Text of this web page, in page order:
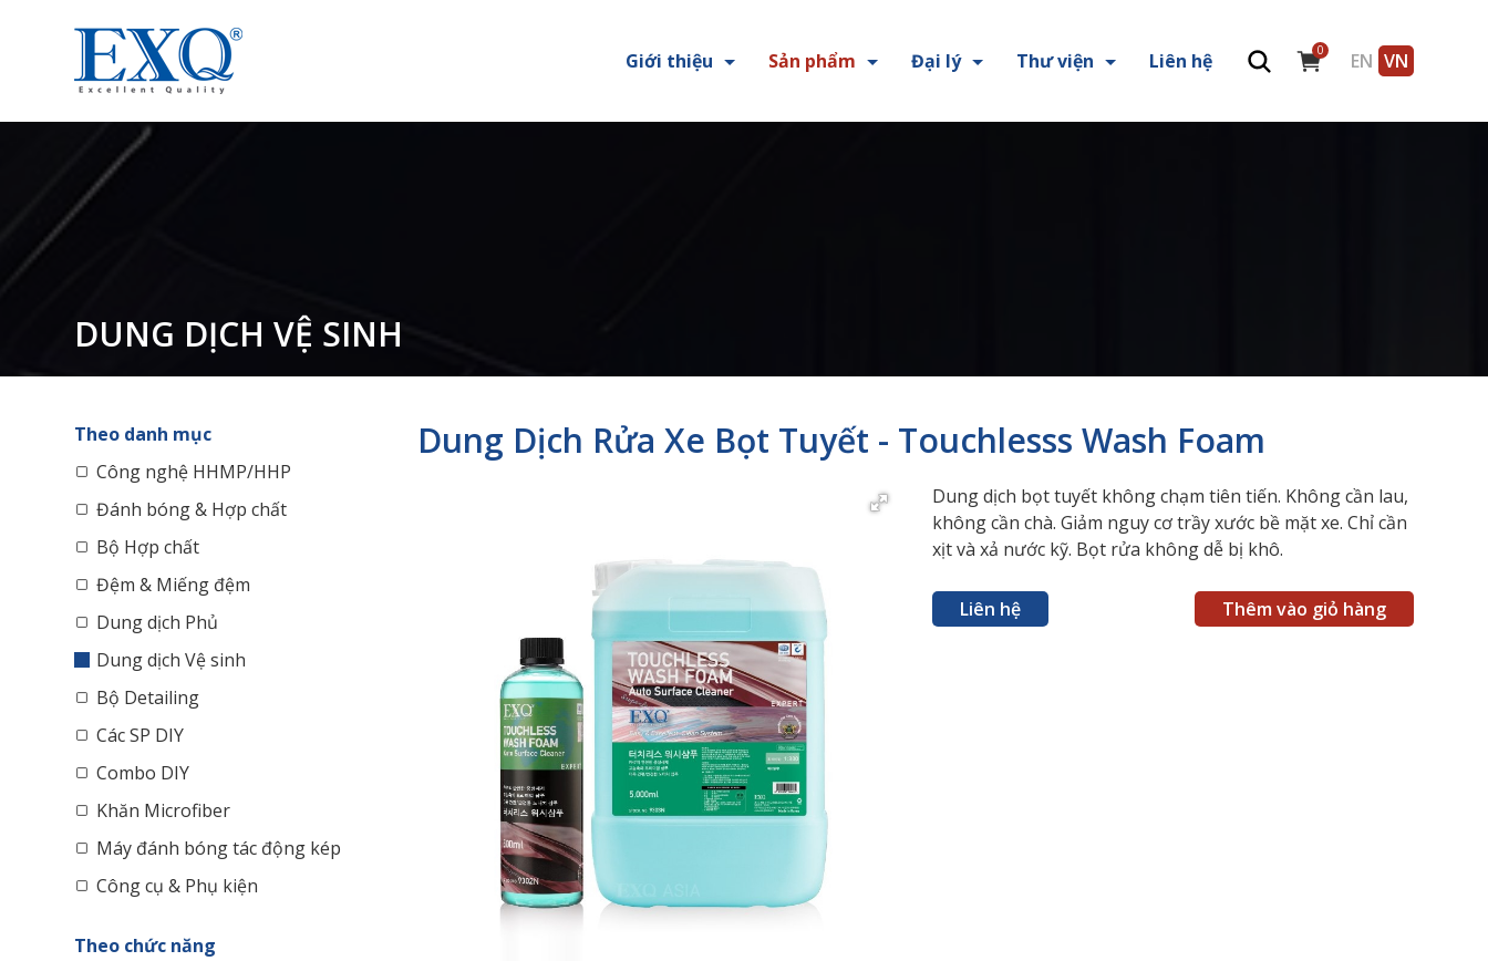
Giới thiệu Sản phẩm Đại lý Thư viện Liên hệ 0 EN VN
DUNG DỊCH VỆ SINH
Theo danh mục
Công nghệ HHMP/HHP
Đánh bóng & Hợp chất
Bộ Hợp chất
Đệm & Miếng đệm
Dung dịch Phủ
Dung dịch Vệ sinh
Bộ Detailing
Các SP DIY
Combo DIY
Khăn Microfiber
Máy đánh bóng tác động kép
Công cụ & Phụ kiện
Theo chức năng
Dung Dịch Rửa Xe Bọt Tuyết - Touchlesss Wash Foam
Dung dịch bọt tuyết không chạm tiên tiến. Không cần lau,
không cần chà. Giảm nguy cơ trầy xước bề mặt xe. Chỉ cần
xịt và xả nước kỹ. Bọt rửa không dễ bị khô.
Liên hệ Thêm vào giỏ hàng